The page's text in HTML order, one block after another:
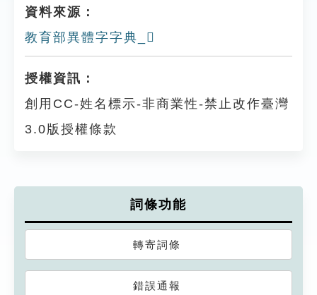
資料來源：
教育部異體字字典_𠟕
授權資訊：
創用CC-姓名標示-非商業性-禁止改作臺灣
3.0版授權條款
詞條功能
轉寄詞條
錯誤通報